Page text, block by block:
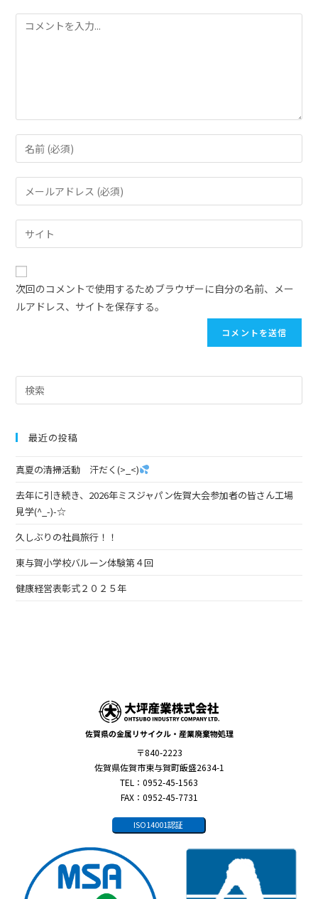
次回のコメントで使用するためブラウザーに自分の名前、メー
ルアドレス、サイトを保存する。
最近の投稿
真夏の清掃活動 汗だく(>_<)
去年に引き続き、2026年ミスジャパン佐賀大会参加者の皆さん工場
見学(^_-)-☆
久しぶりの社員旅行！！
東与賀小学校バルーン体験第４回
健康経営表彰式２０２５年
佐賀県の金属リサイクル・産業廃棄物処理
〒840-2223
佐賀県佐賀市東与賀町飯盛2634-1
TEL：0952-45-1563
FAX：0952-45-7731
ISO14001認証